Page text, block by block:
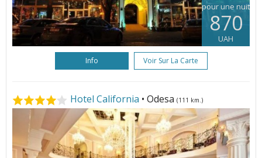
pour une nuit
870
UAH
Info Voir Sur La Carte
Hotel California • Odesa (111 km.)